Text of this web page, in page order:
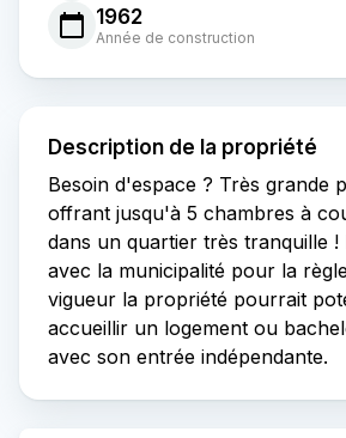
1962
Année de construction
Description de la propriété
Besoin d'espace ? Très grande
offrant jusqu'à 5 chambres à
dans un quartier très tranquille !
avec la municipalité pour la
vigueur la propriété pourrait
accueillir un logement ou
avec son entrée indépendante.